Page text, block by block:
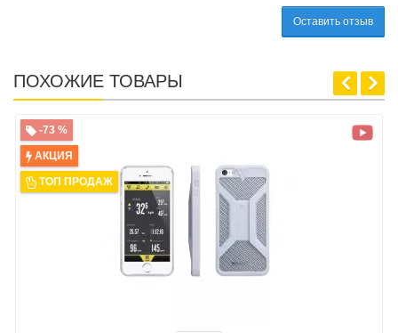
Оставить отзыв
ПОХОЖИЕ ТОВАРЫ
-73 %
АКЦИЯ
ТОП ПРОДАЖ